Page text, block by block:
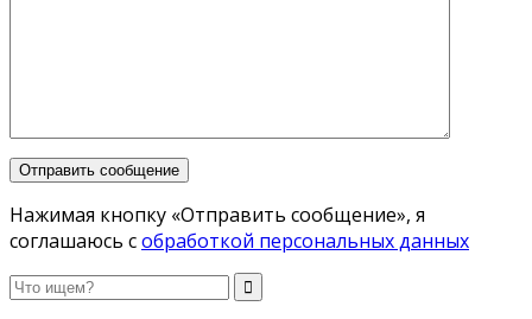
Нажимая кнопку «Отправить сообщение», я
соглашаюсь собработкой персональных данных